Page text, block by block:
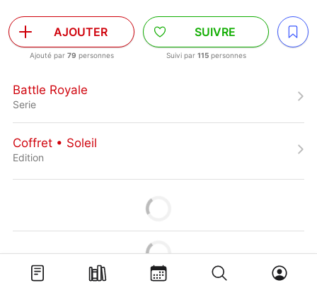
AJOUTER
Ajouté par 79 personnes
SUIVRE
Suivi par 115personnes
Battle Royale
Serie
Coffret • Soleil
Edition